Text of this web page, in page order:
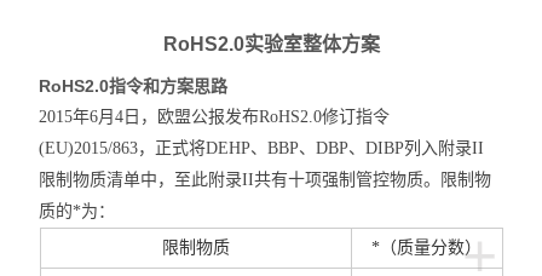
RoHS2.0实验室整体方案
RoHS2.0指令和方案思路
2015年6月4日，欧盟公报发布RoHS2.0修订指令
(EU)2015/863，正式将DEHP、BBP、DBP、DIBP列入附录II
限制物质清单中，至此附录II共有十项强制管控物质。限制物
质的*为：
+
限制物质 *（质量分数）